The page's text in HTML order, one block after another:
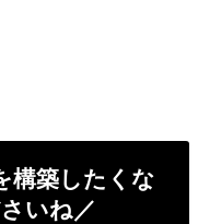
構築したくな
いね／